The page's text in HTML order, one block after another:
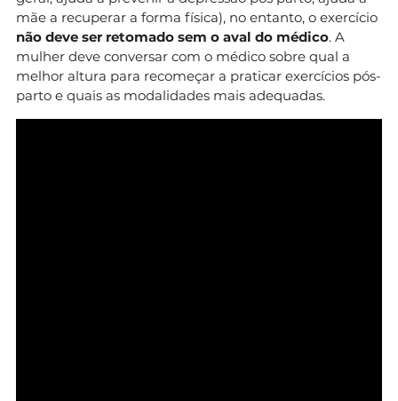
mãe a recuperar a forma física), no entanto, o exercício
não deve ser retomado sem o aval do médico. A
mulher deve conversar com o médico sobre qual a
melhor altura para recomeçar a praticar exercícios pós-
parto e quais as modalidades mais adequadas.